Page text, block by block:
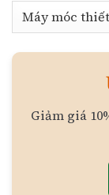
Chuyên
Giảm giá